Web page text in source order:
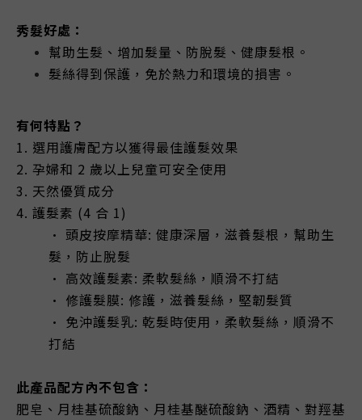
秀髮好處：
幫助生髮、增加髮量、防脫髮、健康髮根。
髮絲得到保護，免於熱力和環境的損害。
有何特點？
1. 選用護膚配方以獲得最佳護髮效果
2. 孕婦和 2 歲以上兒童可安全使用
3. 天然優質成分
4. 護髮素 (4 合 1)
• 頭皮按摩精華: 健康深層，滋養髮根，幫助生
髮 ，防止脫髮
• 高效護髮素: 柔軟髮絲，順滑不打結
• 修護髮膜: 修護，滋養髮絲，堅韌髮質
• 免沖護髮乳: 乾髮時使用， 柔軟髮絲，順滑不
打結
此產品配方內不包含：
肥皂、月桂基硫酸鈉、月桂基醚硫酸鈉、酒精、對羥基